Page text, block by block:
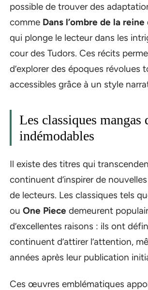
possible de trouver des
comme Dans l’ombre de la reine
qui plonge le lecteur dans les
cour des Tudors. Ces récits
d’explorer des époques révolues
accessibles grâce à un style
Les classiques mangas
indémodables
Il existe des titres qui
continuent d’inspirer de
de lecteurs. Les classiques tels
ou One Piece demeurent
d’excellentes raisons : ils ont
continuent d’attirer l’attention,
années après leur publication
Ces œuvres emblématiques